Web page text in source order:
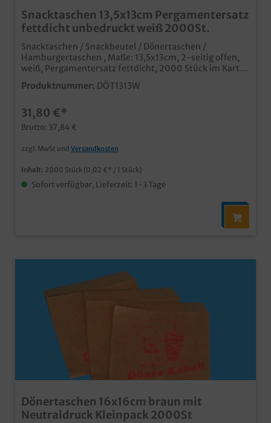
Snacktaschen 13,5x13cm Pergamentersatz
fettdicht unbedruckt weiß 2000St.
Snacktaschen / Snackbeutel / Dönertaschen /
Hamburgertaschen , Maße: 13,5x13cm, 2-seitig offen,
weiß, Pergamentersatz fettdicht, 2000 Stück im Karton
praktische Anfasshilfe für Burger, Sandwiches, Döner,
usw. aus fettdichtem Pergamentersatz Papier,
und Lieferservice auch individuell bedruckbar, fragen
Sie einfach unseren Kundenservice
Produktnummer: DÖT1313W
31,80 €*
Brutto: 37,84 €
zzgl. MwSt und Versandkosten
Inhalt: 2000 Stück (0,02 €* / 1 Stück)
Sofort verfügbar, Lieferzeit: 1-3 Tage
Dönertaschen 16x16cm braun mit
Neutraldruck Kleinpack 2000St